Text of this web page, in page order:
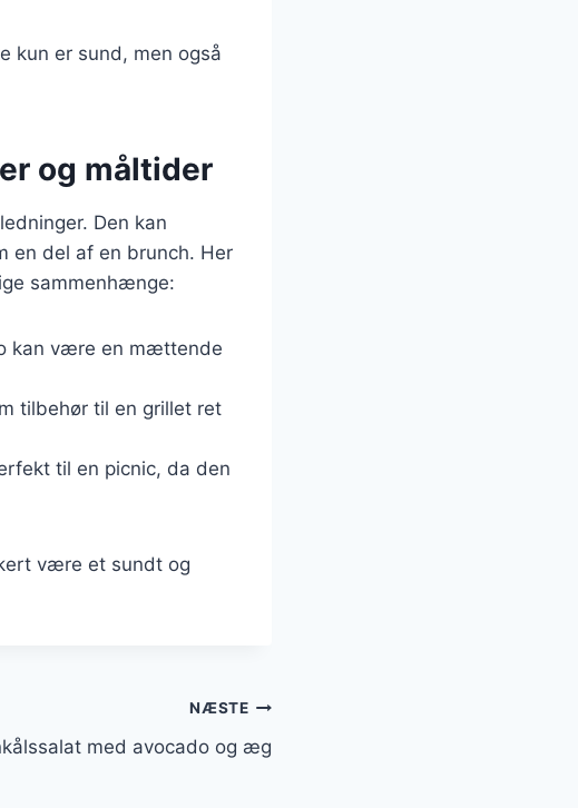
kun er sund, men også
og måltider
Den kan
en del af en brunch. Her
sammenhænge:
kan være en mættende
tilbehør til en grillet ret
til en picnic, da den
være et sundt og
NÆSTE
med avocado og æg